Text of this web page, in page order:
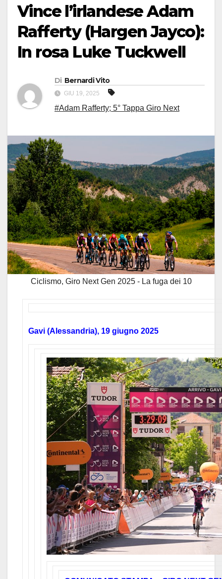
Vince l’irlandese Adam
Rafferty (Hargen Jayco):
In rosa Luke Tuckwell
Di Bernardi Vito
GIU 19, 2025
#Adam Rafferty; 5° Tappa Giro Next
Ciclismo, Giro Next Gen 2025 - La fuga dei 10
Gavi (Alessandria), 19 giugno 2025